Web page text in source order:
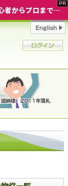
2年連続増加・15年ぶりの大チャンス到来！初心者からプロまで網羅する「競売不動産・超実践投資セミナー」♦神奈川県 横浜 in 神奈川